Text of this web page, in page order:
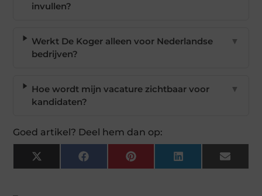
invullen?
Werkt De Koger alleen voor Nederlandse
bedrijven?
▼
Hoe wordt mijn vacature zichtbaar voor
kandidaten?
▼
Goed artikel? Deel hem dan op:
X
(Twitter)
FacebookPinterest LinkedIn Email